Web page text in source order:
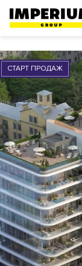
СТАРТ ПРОДАЖ